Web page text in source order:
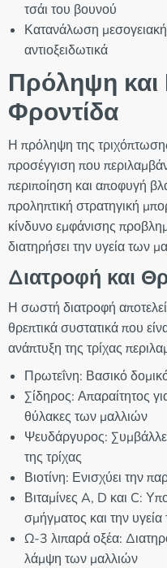
τσάι του βουνού
Κατανάλωση
αντιοξειδωτικά
Πρόληψη και
Φροντίδα
Η πρόληψη της
προσέγγιση που
περιποίηση και αποφυγή
προληπτική στρατηγική
κίνδυνο εμφάνισης
διατηρήσει την υγεία των
Διατροφή και
Η σωστή διατροφή
θρεπτικά συστατικά που
ανάπτυξη της τρίχας
Πρωτεΐνη: Βασικό
Σίδηρος: Απαραίτητος
θύλακες των μαλλιών
Ψευδάργυρος:
της τρίχας
Βιοτίνη: Ενισχύει την
Βιταμίνες A, D και C:
σμήγματος και την υγεία
Ω-3 λιπαρά οξέα:
λάμψη των μαλλιών